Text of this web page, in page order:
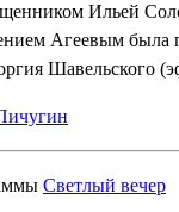
Ильей
Агеевым была
Шавельского
Светлый вечер